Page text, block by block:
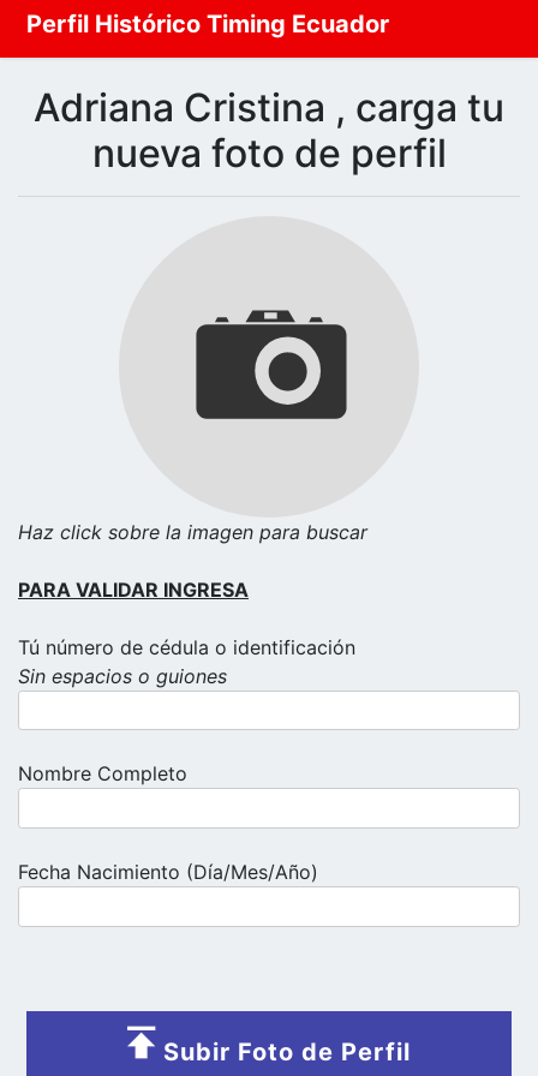
Perfil Histórico Timing Ecuador
Adriana Cristina , carga tu
nueva foto de perfil
Haz click sobre la imagen para buscar
PARA VALIDAR INGRESA
Tú número de cédula o identificación
Sin espacios o guiones
Nombre Completo
Fecha Nacimiento (Día/Mes/Año)
Subir Foto de Perfil